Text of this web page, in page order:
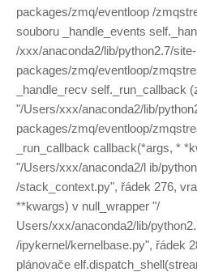
packages/zmq/eventloop /
souboru _handle_events
/xxx/anaconda2/lib/python2.7/site-
packages/zmq/eventloop/
_handle_recv self._run_callback
"/Users/xxx/anaconda2/lib/
packages/zmq/eventloop/
_run_callback callback(*args, *
"/Users/xxx/anaconda2/l ib/
/stack_context.py", řádek 276,
**kwargs) v null_wrapper "/
Users/xxx/anaconda2/lib/
/ipykernel/kernelbase.py", řádek
plánovače